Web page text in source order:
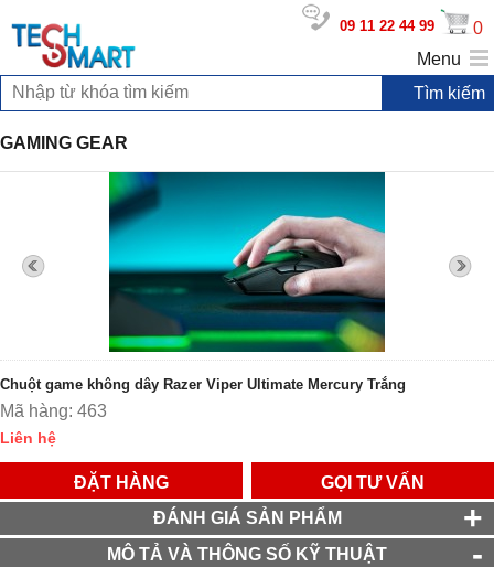
09 11 22 44 99
0
Menu
GAMING GEAR
Chuột game không dây Razer Viper Ultimate Mercury Trắng
Mã hàng: 463
Liên hệ
ĐẶT HÀNG
GỌI TƯ VẤN
ĐÁNH GIÁ SẢN PHẨM
MÔ TẢ VÀ THÔNG SỐ KỸ THUẬT